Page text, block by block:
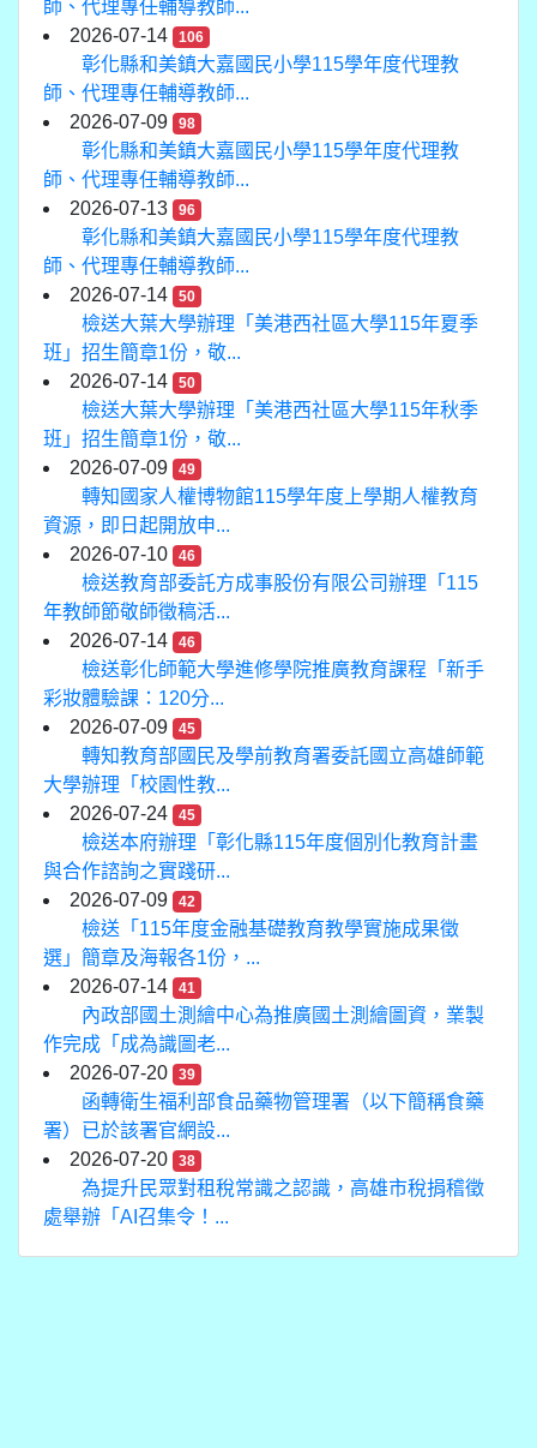
師、代理專任輔導教師...
2026-07-14
106
彰化縣和美鎮大嘉國民小學115學年度代理教
師、代理專任輔導教師...
2026-07-09
98
彰化縣和美鎮大嘉國民小學115學年度代理教
師、代理專任輔導教師...
2026-07-13
96
彰化縣和美鎮大嘉國民小學115學年度代理教
師、代理專任輔導教師...
2026-07-14
50
檢送大葉大學辦理「美港西社區大學115年夏季
班」招生簡章1份，敬...
2026-07-14
50
檢送大葉大學辦理「美港西社區大學115年秋季
班」招生簡章1份，敬...
2026-07-09
49
轉知國家人權博物館115學年度上學期人權教育
資源，即日起開放申...
2026-07-10
46
檢送教育部委託方成事股份有限公司辦理「115
年教師節敬師徵稿活...
2026-07-14
46
檢送彰化師範大學進修學院推廣教育課程「新手
彩妝體驗課：120分...
2026-07-09
45
轉知教育部國民及學前教育署委託國立高雄師範
大學辦理「校園性教...
2026-07-24
45
檢送本府辦理「彰化縣115年度個別化教育計畫
與合作諮詢之實踐研...
2026-07-09
42
檢送「115年度金融基礎教育教學實施成果徵
選」簡章及海報各1份，...
2026-07-14
41
內政部國土測繪中心為推廣國土測繪圖資，業製
作完成「成為識圖老...
2026-07-20
39
函轉衛生福利部食品藥物管理署（以下簡稱食藥
署）已於該署官網設...
2026-07-20
38
為提升民眾對租稅常識之認識，高雄市稅捐稽徵
處舉辦「AI召集令！...